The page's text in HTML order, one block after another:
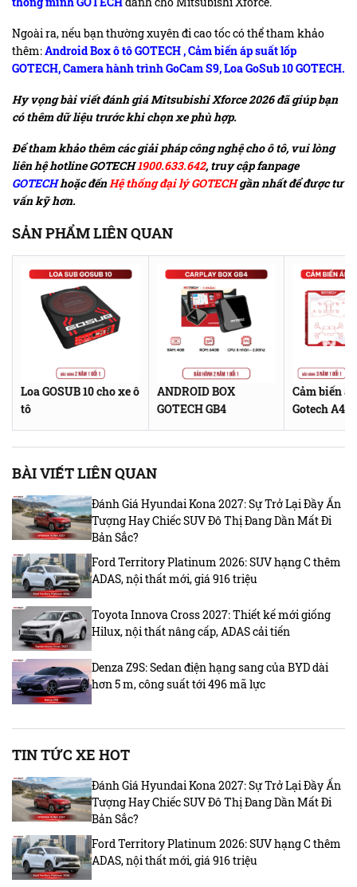
Ngoài ra, nếu bạn thường xuyên đi cao tốc có thể tham khảo
thêm:Android Box ô tô GOTECH ,Cảm biến áp suất lốp
GOTECH,Camera hành trình GoCam S9,Loa GoSub 10 GOTECH.
Hy vọng bài viết đánh giá Mitsubishi Xforce 2026 đã giúp bạn
có thêm dữ liệu trước khi chọn xe phù hợp.
Để tham khảo thêm các giải pháp công nghệ cho ô tô, vui lòng
liên hệ hotline GOTECH1900.633.642, truy cập fanpage
GOTECHhoặc đếnHệ thống đại lý GOTECHgần nhất để được tư
vấn kỹ hơn.
SẢN PHẨM LIÊN QUAN
Loa GOSUB 10 cho xe ô
tô
ANDROID BOX
GOTECH GB4
Cảm biến
Gotech A4D
BÀI VIẾT LIÊN QUAN
Đánh Giá Hyundai Kona 2027: Sự Trở Lại Đầy Ấn
Tượng Hay Chiếc SUV Đô Thị Đang Dần Mất Đi
Bản Sắc?
Ford Territory Platinum 2026: SUV hạng C thêm
ADAS, nội thất mới, giá 916 triệu
Toyota Innova Cross 2027: Thiết kế mới giống
Hilux, nội thất nâng cấp, ADAS cải tiến
Denza Z9S: Sedan điện hạng sang của BYD dài
hơn 5 m, công suất tới 496 mã lực
TIN TỨC XE HOT
Đánh Giá Hyundai Kona 2027: Sự Trở Lại Đầy Ấn
Tượng Hay Chiếc SUV Đô Thị Đang Dần Mất Đi
Bản Sắc?
Ford Territory Platinum 2026: SUV hạng C thêm
ADAS, nội thất mới, giá 916 triệu